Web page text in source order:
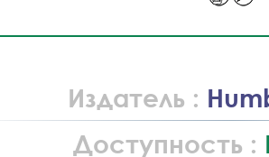
Издатель :
Доступность :